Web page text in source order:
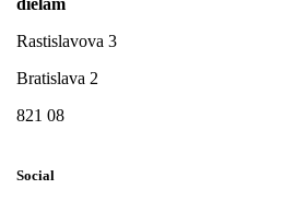
dielam
Rastislavova 3
Bratislava 2
821 08
Social